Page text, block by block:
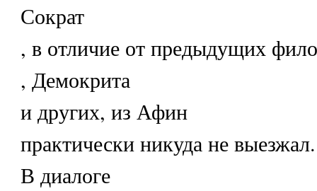
Сократ
, в отличие от предыдущих
, Демокрита
и других, из Афин
практически никуда не выезжал.
В диалоге